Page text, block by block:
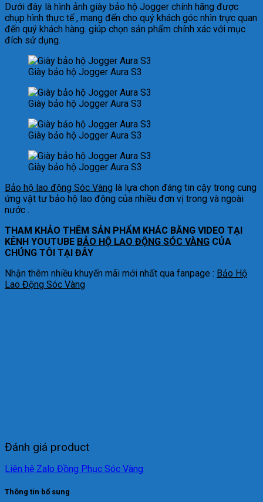
Dưới đây là hình ảnh giày bảo hộ Jogger chính hãng được
chụp hình thực tế , mang đến cho quý khách góc nhìn trực quan
đến quý khách hàng. giúp chọn sản phẩm chính xác với mục
đích sử dụng.
Giày bảo hộ Jogger Aura S3
Giày bảo hộ Jogger Aura S3
Giày bảo hộ Jogger Aura S3
Giày bảo hộ Jogger Aura S3
Bảo hộ lao động Sóc Vàng là lựa chọn đáng tin cậy trong cung
ứng vật tư bảo hộ lao động của nhiều đơn vị trong và ngoài
nước .
THAM KHẢO THÊM SẢN PHẨM KHÁC BẰNG VIDEO TẠI
KÊNH YOUTUBE BẢO HỘ LAO ĐỘNG SÓC VÀNG CỦA
CHÚNG TÔI TẠI ĐÂY
Nhận thêm nhiều khuyến mãi mới nhất qua fanpage : Bảo Hộ
Lao Động Sóc Vàng
Đánh giá product
Liên hệ Zalo Đồng Phục Sóc Vàng
Thông tin bổ sung